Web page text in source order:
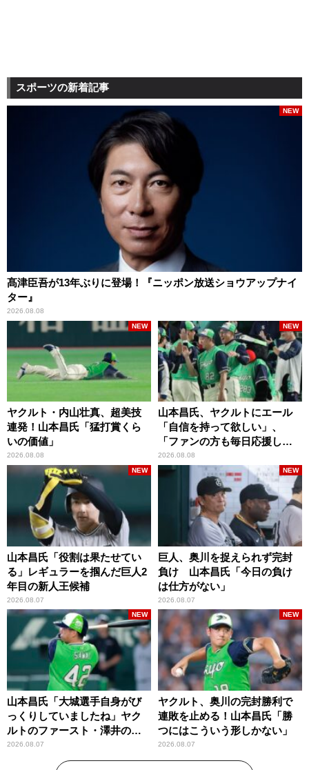
スポーツの新着記事
髙津臣吾が13年ぶりに登場！『ニッポン放送ショウアップナイ
ター』
2026.08.08
NEW
ヤクルト・内山壮真、超美技
連発！山本昌氏「猛打賞くら
いの価値」
2026.08.08
NEW
山本昌氏、ヤクルトにエール
「自信を持って欲しい」、
「ファンの方も毎日応援して
くれています」
2026.08.08
NEW
山本昌氏「役割は果たせてい
る」レギュラーを掴んだ巨人2
年目の新人王候補
2026.08.07
NEW
巨人、奥川を捉えられず完封
負け 山本昌氏「今日の負け
は仕方がない」
2026.08.07
NEW
山本昌氏「大城選手自身がび
っくりしていましたね」ヤク
ルトのファースト・澤井の判
断を評価
2026.08.07
NEW
ヤクルト、奥川の完封勝利で
連敗を止める！山本昌氏「勝
つにはこういう形しかない」
2026.08.07
NEW